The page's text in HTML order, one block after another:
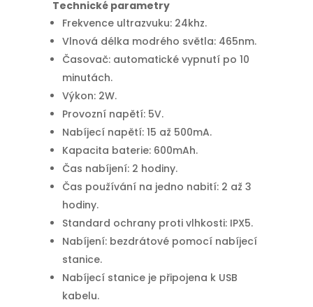
Technické parametry
Frekvence ultrazvuku: 24khz.
Vlnová délka modrého světla: 465nm.
Časovač: automatické vypnutí po 10
minutách.
Výkon: 2W.
Provozní napětí: 5V.
Nabíjecí napětí: 15 až 500mA.
Kapacita baterie: 600mAh.
Čas nabíjení: 2 hodiny.
Čas používání na jedno nabití: 2 až 3
hodiny.
Standard ochrany proti vlhkosti: IPX5.
Nabíjení: bezdrátové pomocí nabíjecí
stanice.
Nabíjecí stanice je připojena k USB
kabelu.